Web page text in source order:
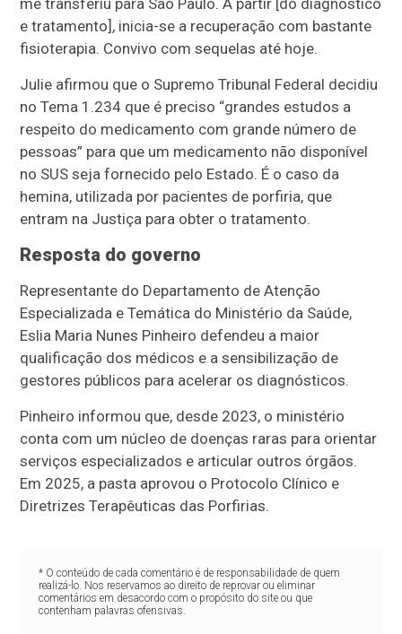
me transferiu para São Paulo. A partir [do diagnóstico
e tratamento], inicia-se a recuperação com bastante
fisioterapia. Convivo com sequelas até hoje.
Julie afirmou que o Supremo Tribunal Federal decidiu
no Tema 1.234 que é preciso “grandes estudos a
respeito do medicamento com grande número de
pessoas” para que um medicamento não disponível
no SUS seja fornecido pelo Estado. É o caso da
hemina, utilizada por pacientes de porfiria, que
entram na Justiça para obter o tratamento.
Resposta do governo
Representante do Departamento de Atenção
Especializada e Temática do Ministério da Saúde,
Eslia Maria Nunes Pinheiro defendeu a maior
qualificação dos médicos e a sensibilização de
gestores públicos para acelerar os diagnósticos.
Pinheiro informou que, desde 2023, o ministério
conta com um núcleo de doenças raras para orientar
serviços especializados e articular outros órgãos.
Em 2025, a pasta aprovou o Protocolo Clínico e
Diretrizes Terapêuticas das Porfirias.
* O conteúdo de cada comentário é de responsabilidade de quem
realizá-lo. Nos reservamos ao direito de reprovar ou eliminar
comentários em desacordo com o propósito do site ou que
contenham palavras ofensivas.